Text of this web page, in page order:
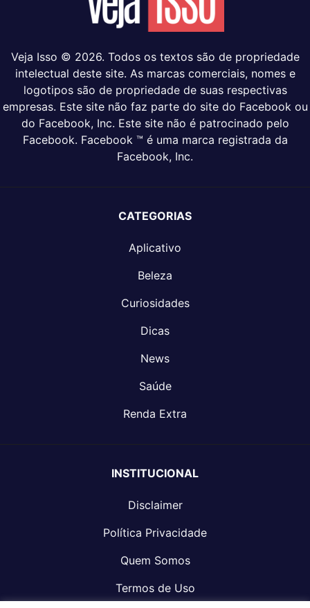
Veja Isso © 2026. Todos os textos são de propriedade
intelectual deste site. As marcas comerciais, nomes e
logotipos são de propriedade de suas respectivas
empresas. Este site não faz parte do site do Facebook ou
do Facebook, Inc. Este site não é patrocinado pelo
Facebook. Facebook ™ é uma marca registrada da
Facebook, Inc.
CATEGORIAS
Aplicativo
Beleza
Curiosidades
Dicas
News
Saúde
Renda Extra
INSTITUCIONAL
Disclaimer
Política Privacidade
Quem Somos
Termos de Uso